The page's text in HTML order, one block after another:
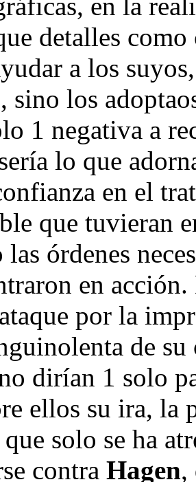
detalles
a los
sino los
1 negativa a
lo que
en el
que tuvieran
las órdenes
en
por la
de
dirían 1 solo
ellos su ira, la
solo se ha
contra Hagen,